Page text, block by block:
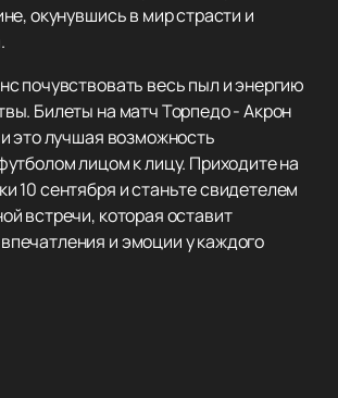
окунувшись в мир страсти и
почувствовать весь пыл и энергию
Билеты на матч Торпедо - Акрон
это лучшая возможность
лицом к лицу. Приходите на
10 сентября и станьте свидетелем
встречи, которая оставит
и эмоции у каждого